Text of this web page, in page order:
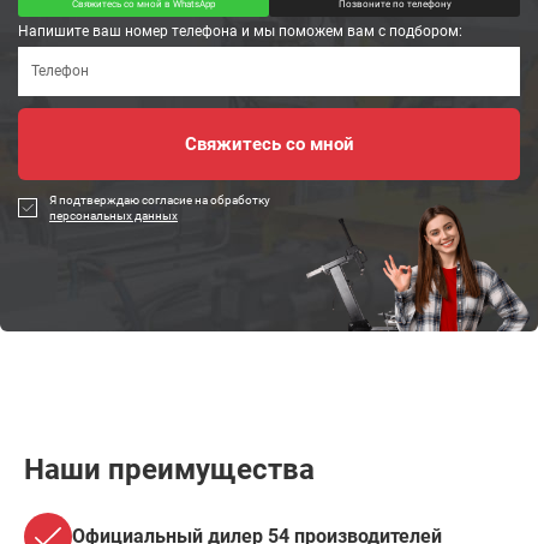
Свяжитесь со мной в WhatsApp Позвоните по телефону
Напишите ваш номер телефона и мы поможем вам с подбором:
Я подтверждаю согласие на обработку
персональных данных
Наши преимущества
Официальный дилер 54 производителей